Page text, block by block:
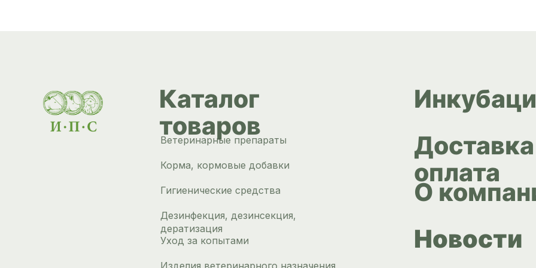
Каталог
товаров
оплата
О
Ветеринарные препараты
Корма, кормовые добавки
Гигиенические средства
Дезинфекция, дезинсекция,
дератизация
Уход за копытами
Изделия ветеринарного назначения
Новости